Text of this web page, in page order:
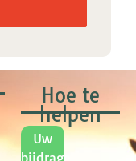
Hoe te
helpen
Uw